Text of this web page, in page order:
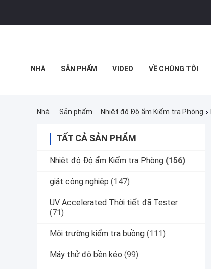
NHÀ SẢN PHẨM VIDEO VỀ CHÚNG TÔI
Nhà Sản phẩm Nhiệt độ Độ ẩm Kiểm tra Phòng
TẤT CẢ SẢN PHẨM
Nhiệt độ Độ ẩm Kiểm tra Phòng (156)
giặt công nghiệp (147)
UV Accelerated Thời tiết đã Tester
(71)
Môi trường kiểm tra buồng (111)
Máy thử độ bền kéo (99)